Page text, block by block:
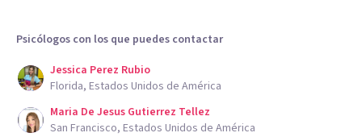
Psicólogos con los que puedes contactar
Jessica Perez Rubio
Florida, Estados Unidos de América
Maria De Jesus Gutierrez Tellez
San Francisco, Estados Unidos de América